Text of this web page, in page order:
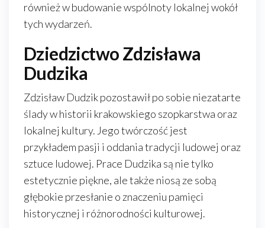
również w budowanie wspólnoty lokalnej wokół
tych wydarzeń.
Dziedzictwo Zdzisława
Dudzika
Zdzisław Dudzik pozostawił po sobie niezatarte
ślady w historii krakowskiego szopkarstwa oraz
lokalnej kultury. Jego twórczość jest
przykładem pasji i oddania tradycji ludowej oraz
sztuce ludowej. Prace Dudzika są nie tylko
estetycznie piękne, ale także niosą ze sobą
głębokie przesłanie o znaczeniu pamięci
historycznej i różnorodności kulturowej.